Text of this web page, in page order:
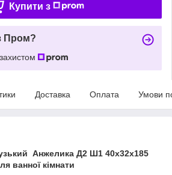
Купити з
Пром?
Доставка Оплата Умови
Анжелика Д2 Ш1 40х32х185
ванної кімнати